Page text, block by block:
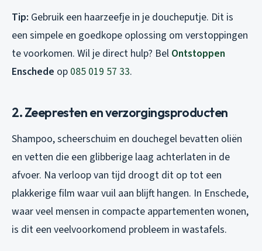
Tip: Gebruik een haarzeefje in je doucheputje. Dit is
een simpele en goedkope oplossing om verstoppingen
te voorkomen. Wil je direct hulp? Bel Ontstoppen
Enschede op 085 019 57 33.
2. Zeepresten en verzorgingsproducten
Shampoo, scheerschuim en douchegel bevatten oliën
en vetten die een glibberige laag achterlaten in de
afvoer. Na verloop van tijd droogt dit op tot een
plakkerige film waar vuil aan blijft hangen. In Enschede,
waar veel mensen in compacte appartementen wonen,
is dit een veelvoorkomend probleem in wastafels.